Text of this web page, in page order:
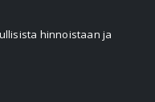
hinnoistaan ja